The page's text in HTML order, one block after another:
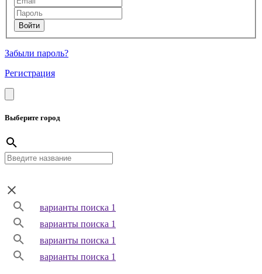
Забыли пароль?
Регистрация
Выберите город
варианты поиска 1
варианты поиска 1
варианты поиска 1
варианты поиска 1